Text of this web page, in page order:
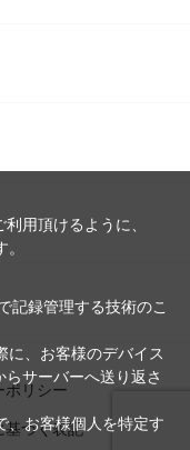
ポリシー
基づく表記
用頂けるように、
記録管理する技術のこ
に、お客様のデバイス
サーバーへ送り返さ
、お客様個人を特定す